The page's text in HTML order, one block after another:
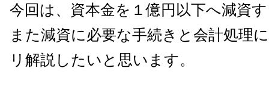
今回は、資本金を１億円以下へ減資
また減資に必要な手続きと会計処理
リ解説したいと思います。